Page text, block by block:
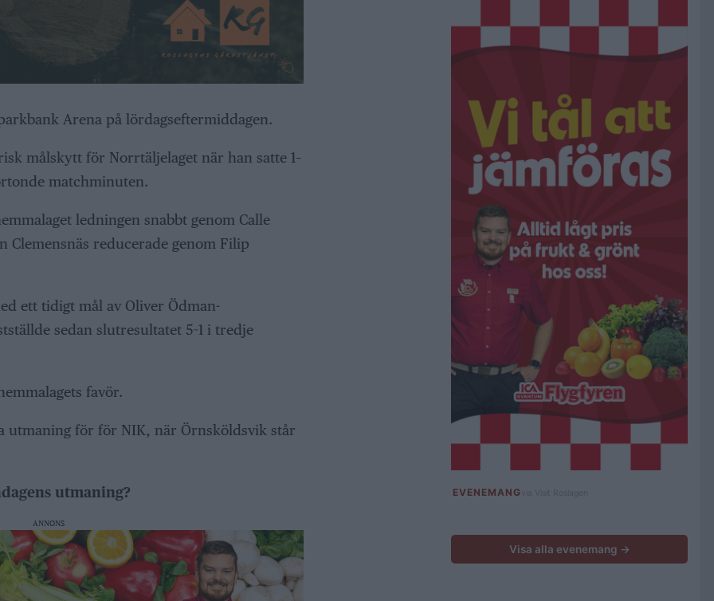
Arena på lördagseftermiddagen.
målskytt för Norrtäljelaget när han satte 1–
matchminuten.
ledningen snabbt genom Calle
reducerade genom Filip
ett tidigt mål av Oliver Ödman-
sedan slutresultatet 5–1 i tredje
favör.
utmaning för för NIK, när Örnsköldsvik står
utmaning?
ANNONS